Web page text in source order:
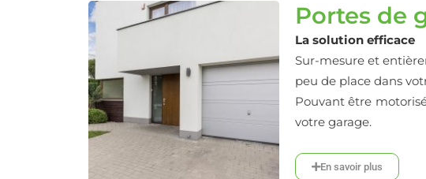
Portes de
La solution efficace
Sur-mesure et e
peu de place dans
Pouvant être
votre garage.
En savoir plus